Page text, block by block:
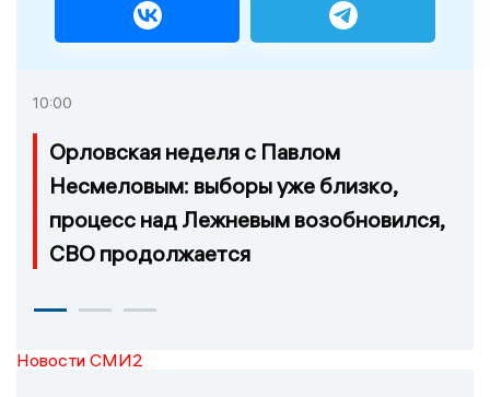
10:00
Орловская неделя с Павлом
Несмеловым: выборы уже близко,
процесс над Лежневым возобновился,
СВО продолжается
Новости СМИ2